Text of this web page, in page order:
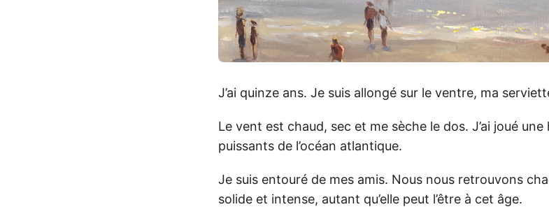
J’ai quinze ans. Je suis allongé sur le ventre, ma
Le vent est chaud, sec et me sèche le dos. J’ai joué
puissants de l’océan atlantique.
Je suis entouré de mes amis. Nous nous retrouvons
solide et intense, autant qu’elle peut l’être à cet âge.